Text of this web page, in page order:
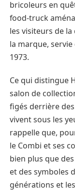
bricoleurs en
food-truck
les visiteurs de
la marque, servie
1973.
Ce qui distingue
salon de
figés derrière
vivent sous les
rappelle que,
le Combi et ses
bien plus que
et des symboles
générations et